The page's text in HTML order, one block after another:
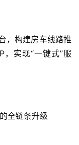
实现“一键式”服
全链条升级